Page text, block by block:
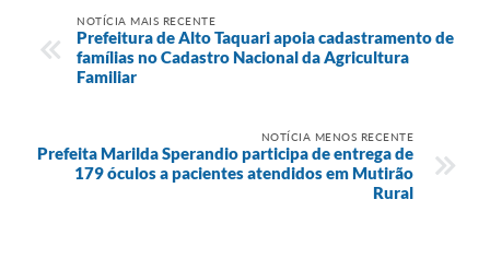
NOTÍCIA MAIS RECENTE
Prefeitura de Alto Taquari apoia cadastramento de
famílias no Cadastro Nacional da Agricultura
Familiar
NOTÍCIA MENOS RECENTE
Prefeita Marilda Sperandio participa de entrega de
179 óculos a pacientes atendidos em Mutirão
Rural